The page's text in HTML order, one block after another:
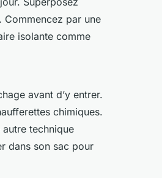
Commencez par une
isolante comme
avant d’y entrer.
chimiques.
technique
dans son sac pour